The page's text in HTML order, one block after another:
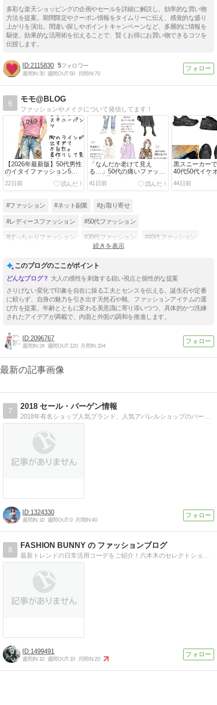
多彩な楽天ショッピングの企画やセールを詳細に解説し、効率的な買い物
方法を提案。期間限定やクーポン情報をタイムリーに伝え、感覚的な盛り
上がりを演出。間違い探しやポイントキャンペーンなど、多層的に情報を
駆使。効果的な活用術を伝えることで、賢くお得にお買い物できるコツを
伝授します。
2115830 5
週間IN:30 週間OUT:50 月間IN:70
6
モモ@BLOG
ファッションやメイクについて発信してます！
【2026年最新版】50代男性
のイタイファッション5
選！そのコーデ、実は時代
遅れかもしれません
22日前
「なんだか老けて見え
る…」50代の痛いファッシ
ョン5選！大人の魅力を引
き出す着こなし術
41日前
黒スニーカー
40代50代イケ
する“大人の足
44日前
#ファッション #ネット副業 #お取り寄せ
#レディースファッション #50代ファッション
#ぽっちゃりファッション #30代ファッション #40代ファッション
#ネット通販
続きを表示
このブログのここがポイント
大人の感性を刺激する鋭い視点と個性的な提案
さりげない変化で印象を自在に操る工夫とセンスを伝える。誕生石や定番
に頼らず、自身の魅力を引き出す天然石や靴、ファッションアイテムの選
び方を提案。年齢とともに変わる美意識に寄り添いつつ、具体的かつ洗練
されたアイデアが満載で、内面と外面の調和を推進します。
2096767
週間IN:24 週間OUT:120 月間IN:104
最新の記事画像
7
2018 セール・バーゲン情報
2018年有名ショップ人気ブランド、人気アパレルショップのバーゲンセール・安売り情報、イベント、水着セール・バーゲンの最新情報。
1324330
週間IN:10 週間OUT:0 月間IN:40
8
FASHION BUNNY の ファッションブログ
最新トレンドの日常活用コーデをご紹介！六本木のセレクトショップで働くうさぎのファッションブログ
1499491
週間IN:10 週間OUT:10 月間IN:20